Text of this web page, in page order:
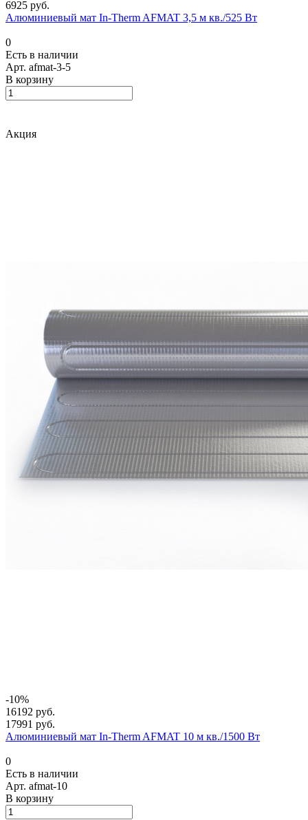
6925 руб.
Алюминиевый мат In-Therm AFMAT 3,5 м кв./525 Вт
0
Есть в наличии
Арт. afmat-3-5
В корзину
Акция
-10%
16192 руб.
17991 руб.
Алюминиевый мат In-Therm AFMAT 10 м кв./1500 Вт
0
Есть в наличии
Арт. afmat-10
В корзину